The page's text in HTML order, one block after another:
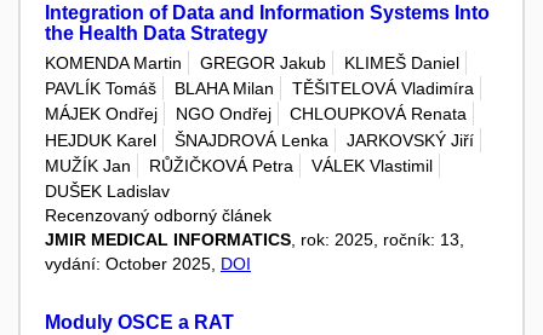
Integration of Data and Information Systems Into
the Health Data Strategy
KOMENDA Martin GREGOR Jakub
KLIMEŠ Daniel
PAVLÍK Tomáš
BLAHA Milan
TĚŠITELOVÁ Vladimíra
MÁJEK Ondřej
NGO Ondřej
CHLOUPKOVÁ Renata
HEJDUK Karel
ŠNAJDROVÁ Lenka
JARKOVSKÝ Jiří
MUŽÍK Jan
RŮŽIČKOVÁ Petra
VÁLEK Vlastimil
DUŠEK Ladislav
Recenzovaný odborný článek
JMIR MEDICAL INFORMATICS, rok: 2025, ročník: 13,
vydání: October 2025, DOI
Moduly OSCE a RAT